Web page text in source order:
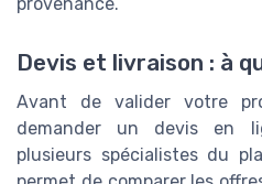
Devis et livraison : à
Avant de valider votre
demander un devis en
plusieurs spécialistes du